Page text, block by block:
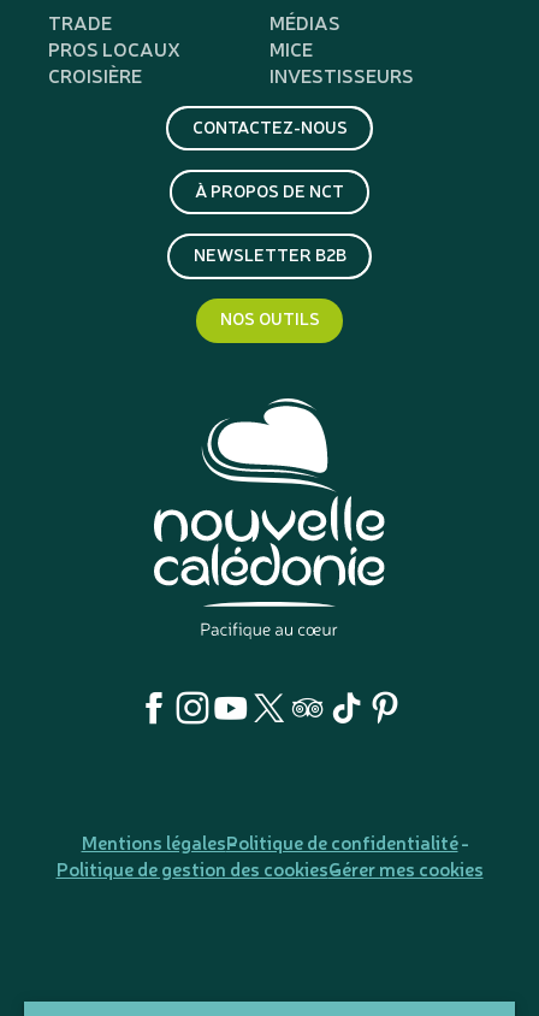
TRADE
MÉDIAS
PROS LOCAUX
MICE
CROISIÈRE
INVESTISSEURS
CONTACTEZ-NOUS
À PROPOS DE NCT
NEWSLETTER B2B
NOS OUTILS
Mentions légalesPolitique de confidentialité
Politique de gestion des cookiesGérer mes cookies